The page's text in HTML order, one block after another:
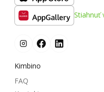
Stiahnuť
Kimbino
FAQ